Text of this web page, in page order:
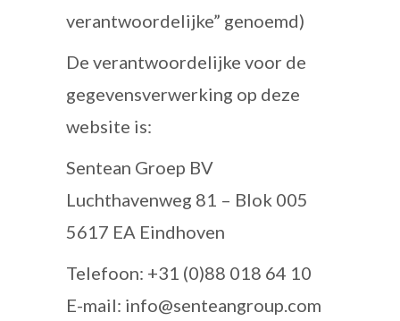
verantwoordelijke” genoemd)
De verantwoordelijke voor de
gegevensverwerking op deze
website is:
Sentean Groep BV
Luchthavenweg 81 – Blok 005
5617 EA Eindhoven
Telefoon: +31 (0)88 018 64 10
E-mail: info@senteangroup.com